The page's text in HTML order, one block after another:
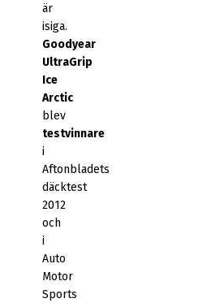
är
isiga.
Goodyear
UltraGrip
Ice
Arctic
blev
testvinnare
i
Aftonbladets
däcktest
2012
och
i
Auto
Motor
Sports